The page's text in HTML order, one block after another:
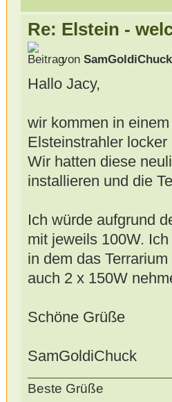
Re: Elstein -
von SamGoldiChuck
Hallo Jacy,
wir kommen in
Elsteinstrahler
Wir hatten diese
installieren und die
Ich würde aufgrund
mit jeweils 100W.
in dem das
auch 2 x 150W
Schöne Grüße
SamGoldiChuck
Beste Grüße